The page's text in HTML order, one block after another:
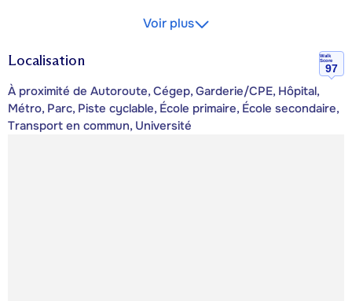
Voir plus
Localisation
Walk
Score
97
À proximité de Autoroute, Cégep, Garderie/CPE, Hôpital,
Métro, Parc, Piste cyclable, École primaire, École secondaire,
Transport en commun, Université